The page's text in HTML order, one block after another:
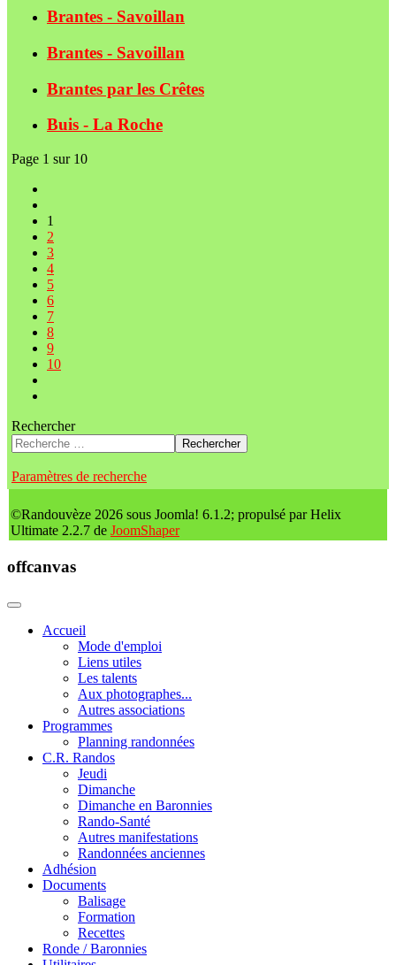
Brantes - Savoillan
Brantes - Savoillan
Brantes par les Crêtes
Buis - La Roche
Page 1 sur 10
1
2
3
4
5
6
7
8
9
10
Rechercher
Rechercher
Paramètres de recherche
©Randouvèze 2026 sous Joomla! 6.1.2; propulsé par Helix
Ultimate 2.2.7 de JoomShaper
offcanvas
Accueil
Mode d'emploi
Liens utiles
Les talents
Aux photographes...
Autres associations
Programmes
Planning randonnées
C.R. Randos
Jeudi
Dimanche
Dimanche en Baronnies
Rando-Santé
Autres manifestations
Randonnées anciennes
Adhésion
Documents
Balisage
Formation
Recettes
Ronde / Baronnies